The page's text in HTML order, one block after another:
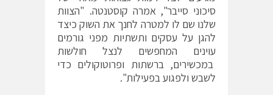
סיכוני סייבר", אמרה קוסטנטה. "הצוות
שלנו שם לו למטרה לחנך את השוק כיצד
להגן על עסקים ותשתיות מפני גורמים
עוינים המחפשים לנצל חולשות
במכשירים, ברשתות ופרוטוקולים כדי
לשבש ולפגוע בפעילות".